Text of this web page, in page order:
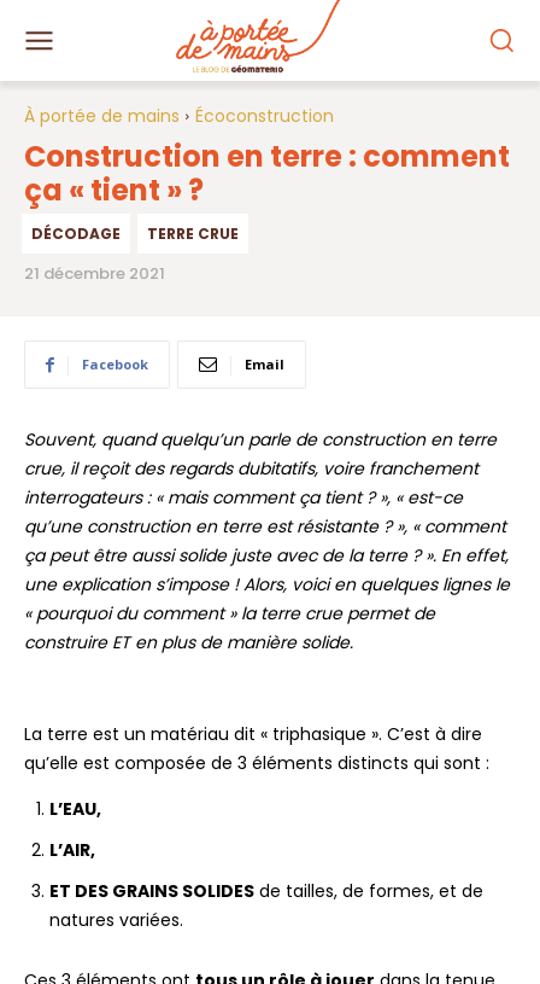
À portée de mains Écoconstruction
Construction en terre : comment
ça « tient » ?
DÉCODAGE TERRE CRUE
21 décembre 2021
Facebook Email
Souvent, quand quelqu’un parle de construction en terre
crue, il reçoit des regards dubitatifs, voire franchement
interrogateurs : « mais comment ça tient ? », « est-ce
qu’une construction en terre est résistante ? », « comment
ça peut être aussi solide juste avec de la terre ? ». En effet,
une explication s’impose ! Alors, voici en quelques lignes le
« pourquoi du comment » la terre crue permet de
construire ET en plus de manière solide.
La terre est un matériau dit « triphasique ». C’est à dire
qu’elle est composée de 3 éléments distincts qui sont :
L’EAU,
L’AIR,
ET DES GRAINS SOLIDES de tailles, de formes, et de
natures variées.